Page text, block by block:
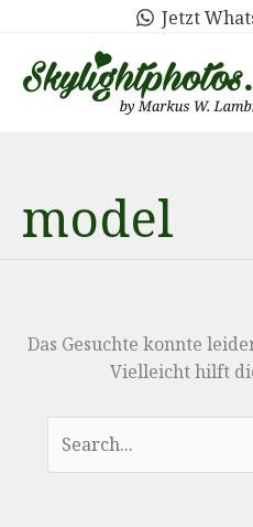
springen
Jetzt
model
Das Gesuchte konnte
Vielleicht hilft
nach: